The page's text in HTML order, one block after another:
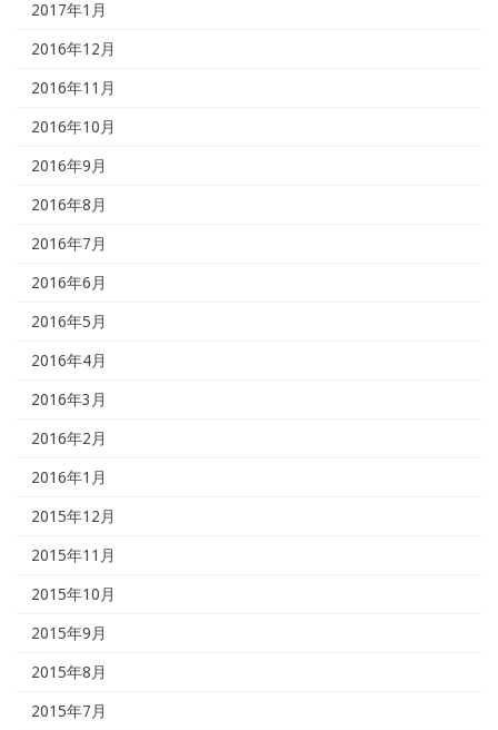
2017年1月
2016年12月
2016年11月
2016年10月
2016年9月
2016年8月
2016年7月
2016年6月
2016年5月
2016年4月
2016年3月
2016年2月
2016年1月
2015年12月
2015年11月
2015年10月
2015年9月
2015年8月
2015年7月